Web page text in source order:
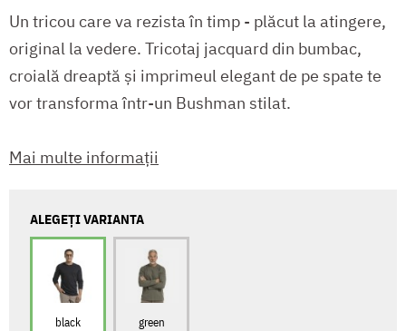
Un tricou care va rezista în timp - plăcut la atingere,
original la vedere. Tricotaj jacquard din bumbac,
croială dreaptă și imprimeul elegant de pe spate te
vor transforma într-un Bushman stilat.
Mai multe informații
ALEGEȚI VARIANTA
black green